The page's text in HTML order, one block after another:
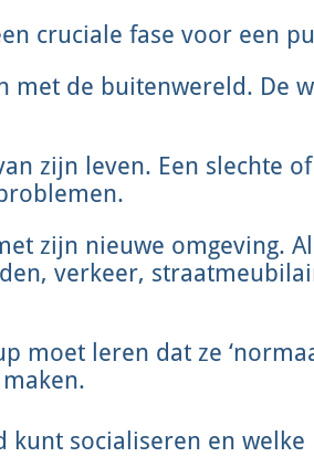
cruciale fase voor een
met de buitenwereld. De
zijn leven. Een slechte of
zijn nieuwe omgeving.
verkeer,
moet leren dat ze
kunt socialiseren en welke